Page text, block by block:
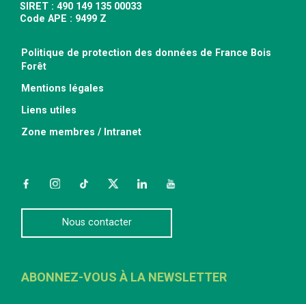
SIRET : 490 149 135 00033
Code APE : 9499 Z
Politique de protection des données de France Bois
Forêt
Mentions légales
Liens utiles
Zone membres / Intranet
FacebookInstagramTikTokTwitterLinkedInYouTube
Nous contacter
ABONNEZ-VOUS À LA NEWSLETTER